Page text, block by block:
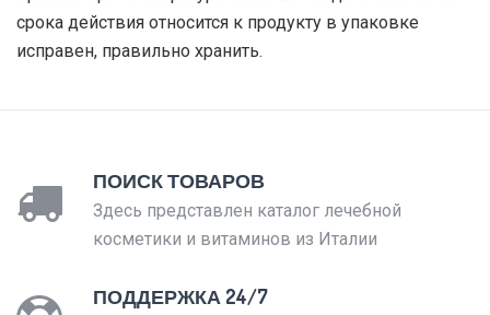
срока действия относится к продукту в упаковке
исправен, правильно хранить.
ПОИСК ТОВАРОВ
Здесь представлен каталог лечебной
косметики и витаминов из Италии
ПОДДЕРЖКА 24/7